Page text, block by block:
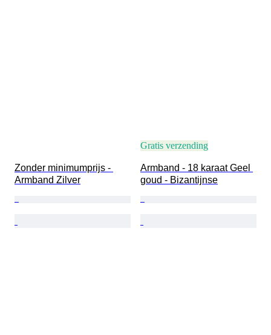
Zonder minimumprijs -
Armband Zilver
Gratis verzending
Armband - 18 karaat Geel
goud - Bizantijnse